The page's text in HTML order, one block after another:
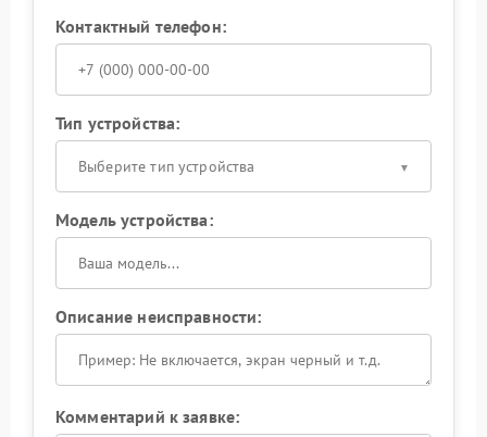
Контактный телефон:
Тип устройства:
Выберите тип устройства
Модель устройства:
Описание неисправности:
Комментарий к заявке: